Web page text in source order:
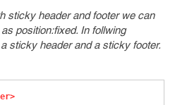
sticky header and footer we can
position:fixed. In follwing
sticky header and a sticky footer.